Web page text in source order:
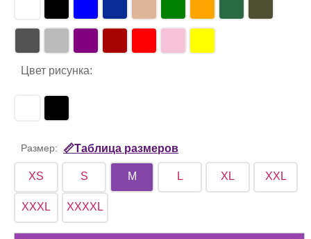
Цвет рисунка:
Размер: 📏Таблица размеров
XS S M L XL XXL
XXXL XXXXL